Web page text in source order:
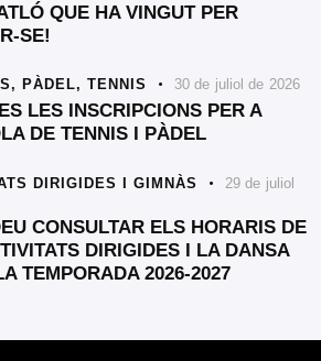
QUE HA VINGUT PER
SE!
PÀDEL, TENNIS 30 de juliol de 2026
LES INSCRIPCIONS PER A
DE TENNIS I PÀDEL
DIRIGIDES I GIMNÀS
29 de juliol
CONSULTAR ELS HORARIS DE
DIRIGIDES I LA DANSA
TEMPORADA 2026-2027